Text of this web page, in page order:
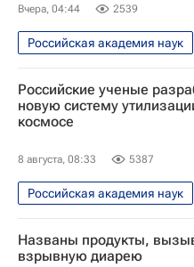
Вчера, 04:44 2539
Российская академия наук
Геннадий Онищенко
Российская академия
Российские ученые
новую систему
космосе
8 августа, 08:33 5387
Российская академия наук
Вячеслав Ильин
Названы продукты,
взрывную диарею